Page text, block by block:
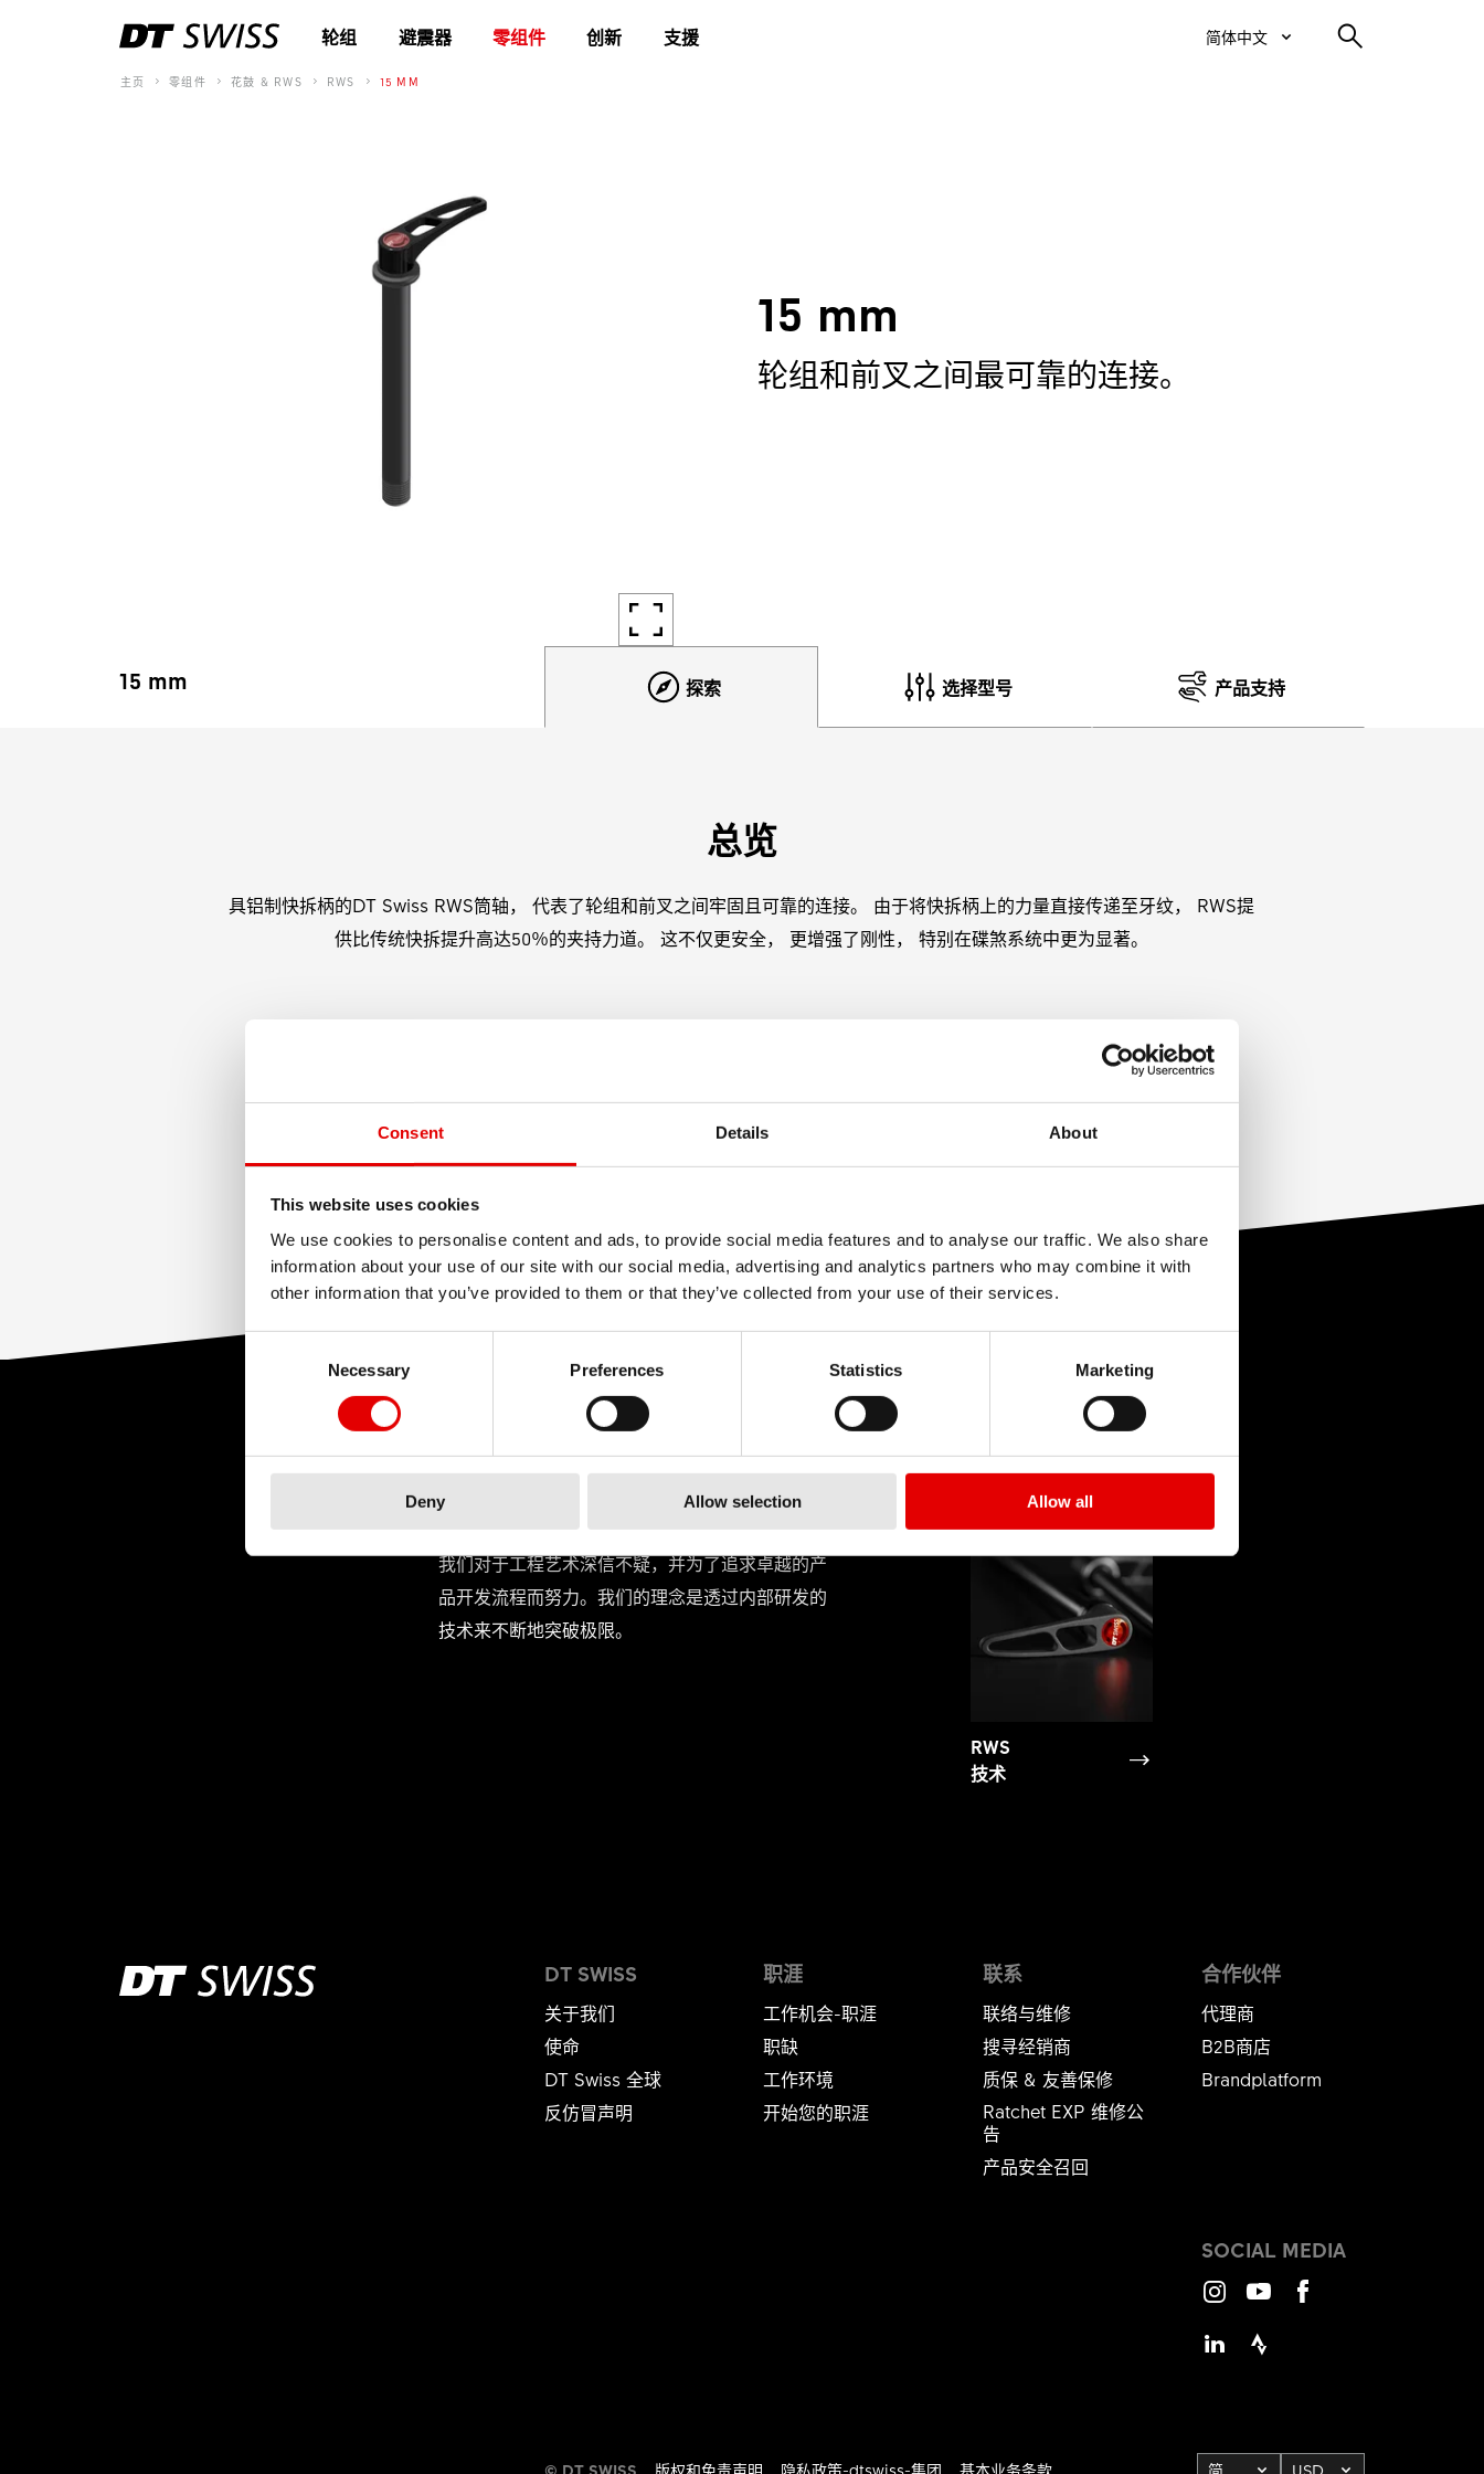
Consent Details About
This website uses cookies
We use cookies to personalise content and ads, to provide social media features and to analyse our traffic. We also share
information about your use of our site with our social media, advertising and analytics partners who may combine it with
other information that you’ve provided to them or that they’ve collected from your use of their services.
Necessary
Preferences Statistics Marketing
Deny Allow selection Allow all
轮组 避震器 零组件 创新 支援 简体中文
主页 零组件 花鼓 & RWS RWS 15 MM
15 mm
轮组和前叉之间最可靠的连接。
15 mm 探索 选择型号 产品支持
总览
具铝制快拆柄的DT Swiss RWS筒轴， 代表了轮组和前叉之间牢固且可靠的连接。 由于将快拆柄上的力量直接传递至牙纹， RWS提
供比传统快拆提升高达50％的夹持力道。 这不仅更安全， 更增强了刚性， 特别在碟煞系统中更为显著。
Susp.-Rod only, RWS MTB
技术
我们对于工程艺术深信不疑，并为了追求卓越的产
品开发流程而努力。我们的理念是透过内部研发的
技术来不断地突破极限。
RWS
技术
DT SWISS
关于我们
使命
DT Swiss 全球
反仿冒声明
职涯
工作机会-职涯
职缺
工作环境
开始您的职涯
联系
联络与维修
搜寻经销商
质保 & 友善保修
Ratchet EXP 维修公
告​​​​​​​
产品安全召回
合作伙伴
代理商
B2B商店
Brandplatform
SOCIAL MEDIA
© DT SWISS 版权和免责声明 隐私政策-dtswiss-集团 基本业务条款 USD